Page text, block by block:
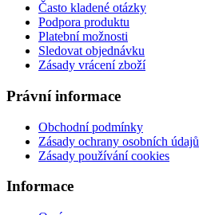
Často kladené otázky
Podpora produktu
Platební možnosti
Sledovat objednávku
Zásady vrácení zboží
Právní informace
Obchodní podmínky
Zásady ochrany osobních údajů
Zásady používání cookies
Informace